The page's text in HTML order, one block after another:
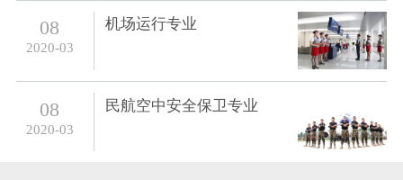
08
2020-03
机场运行专业
08
2020-03
民航空中安全保卫专业